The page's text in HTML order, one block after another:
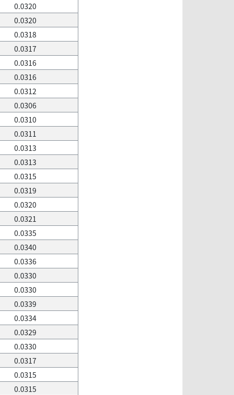
0.0320
0.0320
0.0318
0.0317
0.0316
0.0316
0.0312
0.0306
0.0310
0.0311
0.0313
0.0313
0.0315
0.0319
0.0320
0.0321
0.0335
0.0340
0.0336
0.0330
0.0330
0.0339
0.0334
0.0329
0.0330
0.0317
0.0315
0.0315